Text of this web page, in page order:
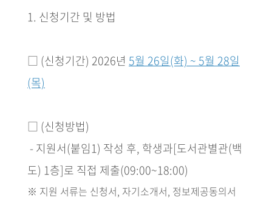
1. 신청기간 및 방법
□ (신청기간) 2026년 5월 26일(화) ~ 5월 28일
(목)
□ (신청방법)
­ - 지원서(붙임1) 작성 후, 학생과[도서관별관(백
도) 1층]로 직접 제출(09:00~18:00)
※ 지원 서류는 신청서, 자기소개서, 정보제공동의서